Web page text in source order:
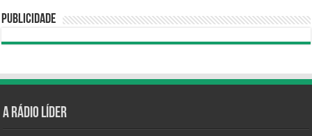
Publicidade
A Rádio Líder